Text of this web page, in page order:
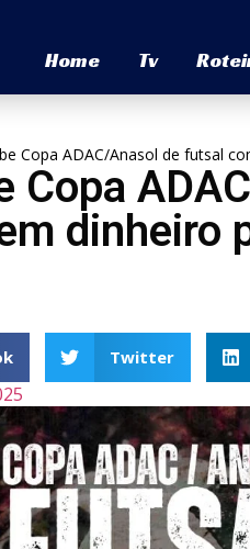
Home Tv
Copa ADAC/Anasol de futsal
Copa
dinheiro
Twitter